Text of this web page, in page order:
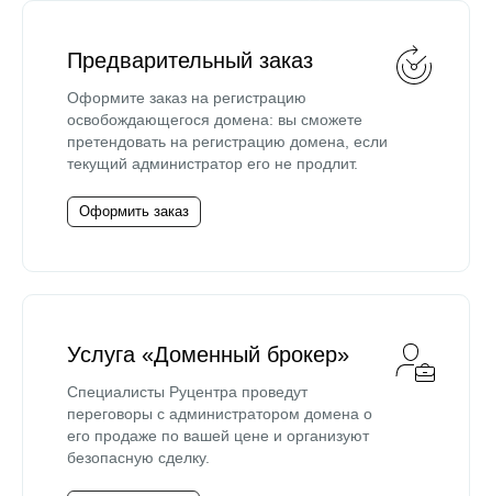
Предварительный заказ
Оформите заказ на регистрацию
освобождающегося домена: вы сможете
претендовать на регистрацию домена, если
текущий администратор его не продлит.
Оформить заказ
Услуга «Доменный брокер»
Специалисты Руцентра проведут
переговоры с администратором домена о
его продаже по вашей цене и организуют
безопасную сделку.